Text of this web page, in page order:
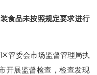
食品未按照规定要求进行
管委会市场监督管理局执
开展监督检查，检查发现